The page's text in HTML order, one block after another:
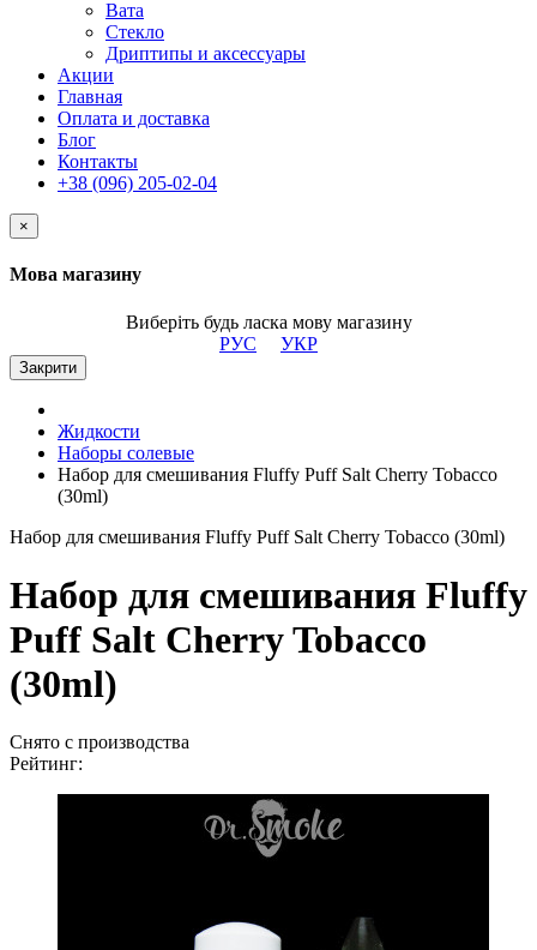
Вата
Стекло
Дриптипы и аксессуары
Акции
Главная
Оплата и доставка
Блог
Контакты
+38 (096) 205-02-04
×
Мова магазину
Виберіть будь ласка мову магазину
РУС
УКР
Закрити
Жидкости
Наборы солевые
Набор для смешивания Fluffy Puff Salt Cherry Tobacco
(30ml)
Набор для смешивания Fluffy Puff Salt Cherry Tobacco (30ml)
Набор для смешивания Fluffy
Puff Salt Cherry Tobacco
(30ml)
Снято с производства
Рейтинг: